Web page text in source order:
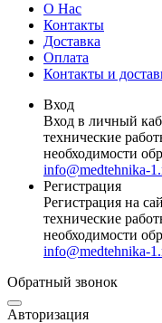
О Нас
Контакты
Доставка
Оплата
Контакты и
Вход
Вход в личный
технические
необходимости
info@medtehnika-
Регистрация
Регистрация на
технические
необходимости
info@medtehnika-
Обратный звонок
Авторизация